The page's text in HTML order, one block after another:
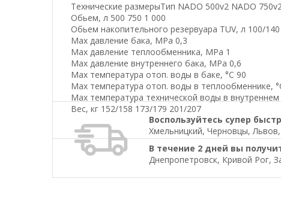
Технические размерыТип NADO 500v2 NADO
Обьем, л 500 750 1 000
Обьем накопительного резервуара TUV, л 100/
Мах давление бака, МРа 0,3
Мах давление теплообменника, МРа 1
Мах давление внутреннего бака, МРа 0,6
Мах температура отоп. воды в баке, °С 90
Мах температура отоп. воды в теплообменнике,
Мах температура технической воды в внутреннем
Вес, кг 152/158 173/179 201/207
Воспользуйтесь супер
Хмельницкий, Черновцы,
В течение 2 дней вы
Днепропетровск, Кривой Рог,